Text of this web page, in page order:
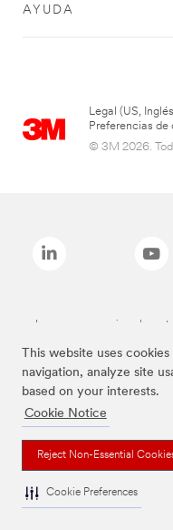
This website uses
navigation, analyze site
based on your interests.
Cookie Notice
Reject Non-Essential
Cookie Preferences
AYUDA
Legal (US,
Preferencias de
© 3M 2026.
Las marcas mencionadas